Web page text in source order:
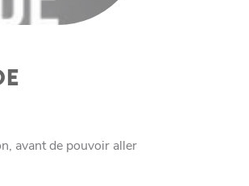
avant de pouvoir aller